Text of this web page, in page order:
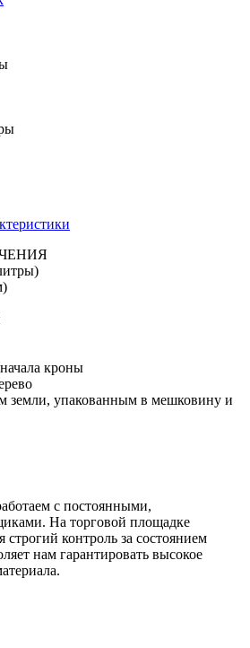
кроны
земли, упакованным в мешковину и
с постоянными,
На торговой площадке
строгий контроль за состоянием
нам гарантировать высокое